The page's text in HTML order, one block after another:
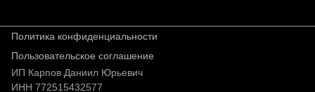
ИП Карпов Даниил Юрьевич
ИНН 772515432577
Политика конфиденциальности
Пользовательское соглашение